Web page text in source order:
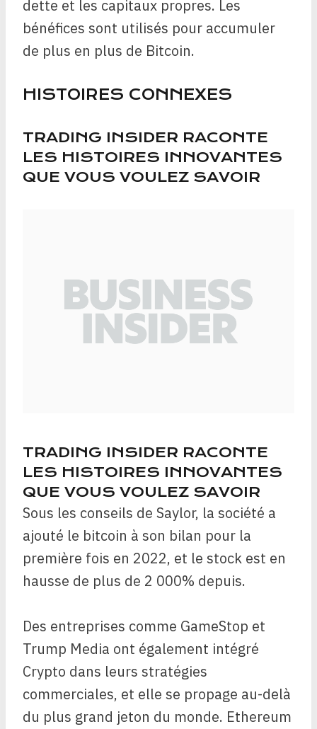
dette et les capitaux propres. Les
bénéfices sont utilisés pour accumuler
de plus en plus de Bitcoin.
HISTOIRES CONNEXES
TRADING INSIDER RACONTE
LES HISTOIRES INNOVANTES
QUE VOUS VOULEZ SAVOIR
TRADING INSIDER RACONTE
LES HISTOIRES INNOVANTES
QUE VOUS VOULEZ SAVOIR
Sous les conseils de Saylor, la société a
ajouté le bitcoin à son bilan pour la
première fois en 2022, et le stock est en
hausse de plus de 2 000% depuis.
Des entreprises comme GameStop et
Trump Media ont également intégré
Crypto dans leurs stratégies
commerciales, et elle se propage au-delà
du plus grand jeton du monde. Ethereum